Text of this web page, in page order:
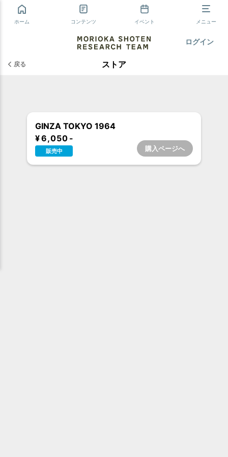
ホーム コンテンツ イベント メニュー
ログイン
戻る ストア
GINZA TOKYO 1964
¥ 6,050 -
販売中 購入ページへ